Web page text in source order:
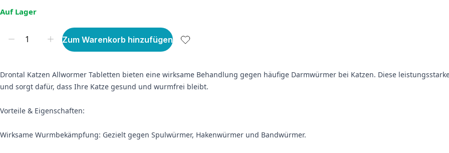
Auf Lager
Zum Warenkorb hinzufügen
Drontal Katzen Allwormer Tabletten bieten eine wirksame Behandlung gegen häufige Darmwürmer bei Katzen. Diese
und sorgt dafür, dass Ihre Katze gesund und wurmfrei bleibt.
Vorteile & Eigenschaften:
Wirksame Wurmbekämpfung: Gezielt gegen Spulwürmer, Hakenwürmer und Bandwürmer.